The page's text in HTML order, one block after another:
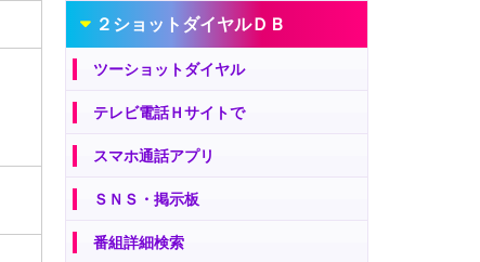
２ショットダイヤルＤＢ
ツーショットダイヤル
テレビ電話Ｈサイトで
スマホ通話アプリ
ＳＮＳ・掲示板
番組詳細検索